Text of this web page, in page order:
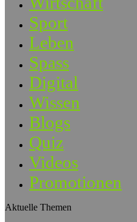
Sport
Leben
Spass
Digital
Wissen
Blogs
Quiz
Videos
Promotionen
Aktuelle Themen